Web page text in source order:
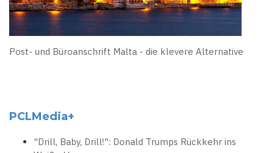
Post- und Büroanschrift Malta - die klevere Alternative
PCLMedia+
"Drill, Baby, Drill!": Donald Trumps Rückkehr ins